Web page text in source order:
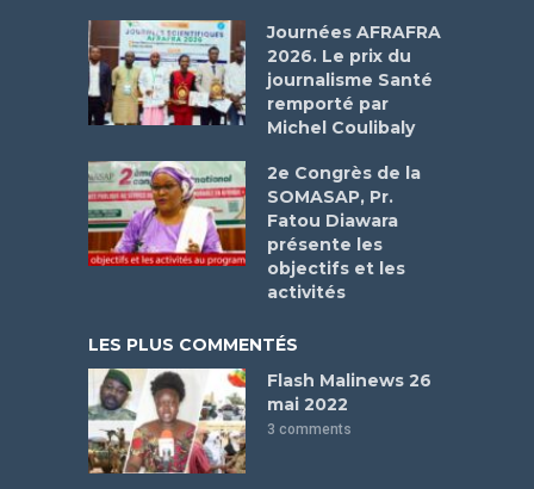
Journées AFRAFRA
2026. Le prix du
journalisme Santé
remporté par
Michel Coulibaly
2e Congrès de la
SOMASAP, Pr.
Fatou Diawara
présente les
objectifs et les
activités
LES PLUS COMMENTÉS
Flash Malinews 26
mai 2022
3 comments